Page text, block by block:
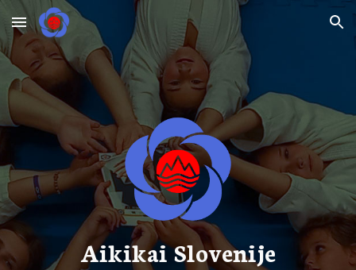
Skip to main content Skip to navigation
Aikikai Slovenije